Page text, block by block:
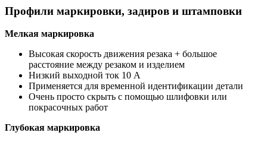
Профили маркировки, задиров и штамповки
Мелкая маркировка
Высокая скорость движения резака + большое
расстояние между резаком и изделием
Низкий выходной ток 10 А
Применяется для временной идентификации детали
Очень просто скрыть с помощью шлифовки или
покрасочных работ
Глубокая маркировка